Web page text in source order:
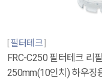
필터테크
FRC-C250 필터테크 리
250mm(10인치) 하우징